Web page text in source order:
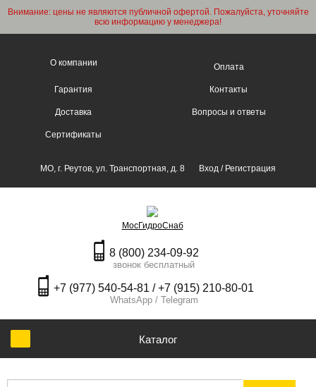
Внимание: цены не являются публичной офертой. Пожалуйста, уточняйте
всю информацию у менеджера!
О компании Оплата
Гарантия Контакты
Доставка Вопросы и ответы
Сертификаты
МО, г. Реутов, ул. Транспортная, д. 8 Вход /Регистрация
МосГидроСнаб
8 (800) 234-09-92
звонок бесплатный
+7 (977) 540-54-81 / +7 (915) 210-80-01
WhatsApp / Telegram
Каталог